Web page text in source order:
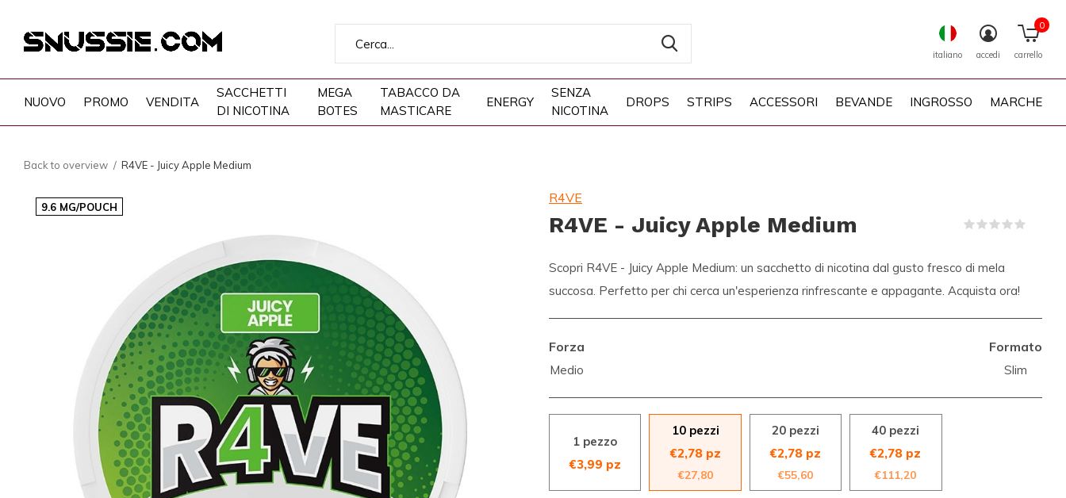
NUOVO PROMO VENDITA
SACCHETTI
DI NICOTINA
MEGA
BOTES
TABACCO DA
MASTICARE
ENERGY
SENZA
NICOTINA
DROPS STRIPS ACCESSORI BEVANDE INGROSSO MARCHE
italiano accedi carrello
0
Back to overview R4VE - Juicy Apple Medium
9.6 MG/POUCH
R4VE
R4VE - Juicy Apple Medium
Scopri R4VE - Juicy Apple Medium: un sacchetto di nicotina dal gusto fresco di mela
succosa. Perfetto per chi cerca un'esperienza rinfrescante e appagante. Acquista ora!
Forza
Medio
Formato
Slim
1 pezzo
€3,99 pz
10 pezzi
€2,78 pz
€27,80
20 pezzi
€2,78 pz
€55,60
40 pezzi
€2,78 pz
€111,20